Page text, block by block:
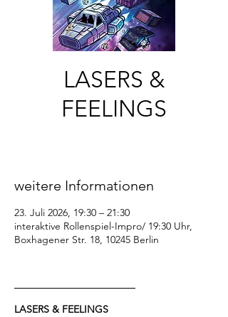
LASERS &
FEELINGS
weitere Informationen
23. Juli 2026, 19:30 – 21:30
interaktive Rollenspiel-Impro/ 19:30 Uhr,
Boxhagener Str. 18, 10245 Berlin
LASERS & FEELINGS